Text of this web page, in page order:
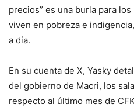
precios” es una burla para
viven en pobreza e
a día.
En su cuenta de X, Yasky
del gobierno de Macri, los
respecto al último mes de